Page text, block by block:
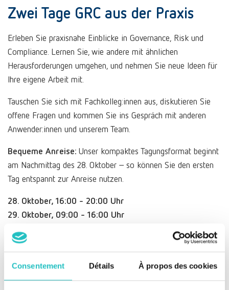
Consentement Détails À propos des cookies
Zwei Tage GRC aus der Praxis
Erleben Sie praxisnahe Einblicke in Governance, Risk und
Compliance. Lernen Sie, wie andere mit ähnlichen
Herausforderungen umgehen, und nehmen Sie neue Ideen für
Ihre eigene Arbeit mit.
Tauschen Sie sich mit Fachkolleg:innen aus, diskutieren Sie
offene Fragen und kommen Sie ins Gespräch mit anderen
Anwender:innen und unserem Team.
Bequeme Anreise: Unser kompaktes Tagungsformat beginnt
am Nachmittag des 28. Oktober – so können Sie den ersten
Tag entspannt zur Anreise nutzen.
28. Oktober, 16:00 - 20:00 Uhr
29. Oktober, 09:00 - 16:00 Uhr
Georg-Baumgarten-Straße 1​
60549 Frankfurt am Main
Zur Agenda